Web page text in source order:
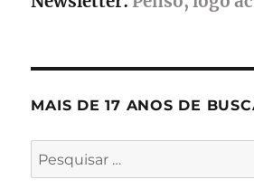
MAIS DE 17 ANOS DE
Pesquisar
por: